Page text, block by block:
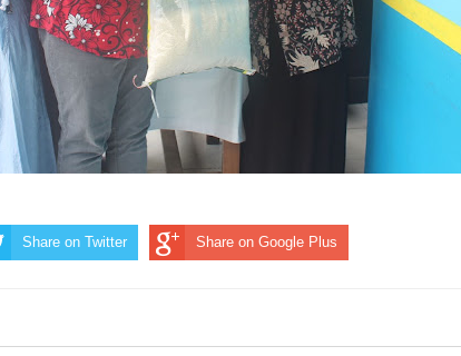
Share on Twitter Share on Google Plus